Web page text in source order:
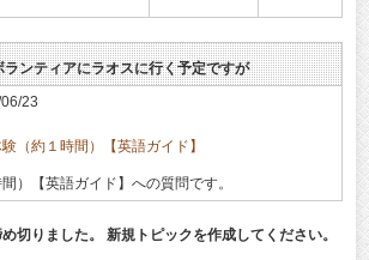
ランティアにラオスに行く予定ですが
23
（約１時間）【英語ガイド】
）【英語ガイド】への質問です。
切りました。 新規トピックを作成してください。